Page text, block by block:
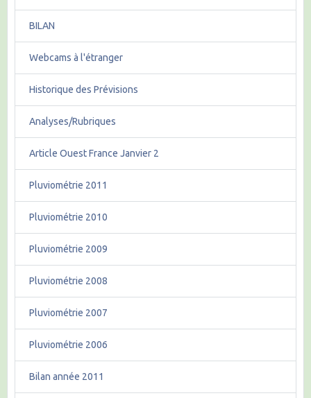
BILAN
Webcams à l'étranger
Historique des Prévisions
Analyses/Rubriques
Article Ouest France Janvier 2
Pluviométrie 2011
Pluviométrie 2010
Pluviométrie 2009
Pluviométrie 2008
Pluviométrie 2007
Pluviométrie 2006
Bilan année 2011